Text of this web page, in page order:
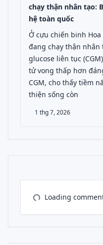
chạy thận nhân tạo:
hệ toàn quốc
Ở cựu chiến binh
đang chạy thận nhân
glucose liên tục
tử vong thấp hơn
CGM, cho thấy tiềm
thiện sống còn
1 thg 7, 2026
Loading